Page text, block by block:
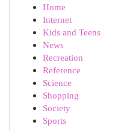
Home
Internet
Kids and Teens
News
Recreation
Reference
Science
Shopping
Society
Sports